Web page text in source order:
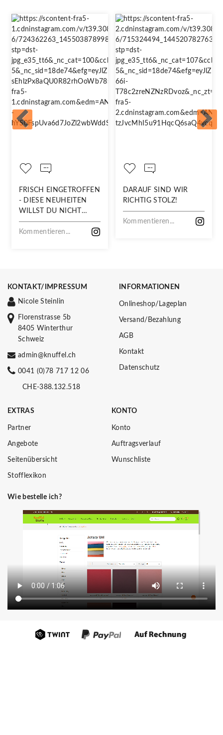
FRISCH EINGETROFFEN
- DIESE NEUHEITEN
WILLST DU NICHT
VERPASSEN!
Kommentieren...
DARAUF SIND WIR
RICHTIG STOLZ!
Kommentieren...
KONTAKT/IMPRESSUM
Nicole Steinlin
Florenstrasse 5b
8405 Winterthur
Schweiz
admin@knuffel.ch
0041 (0)78 717 12 06
CHE-388.132.518
INFORMATIONEN
Onlineshop/Lageplan
Versand/Bezahlung
AGB
Kontakt
Datenschutz
EXTRAS
Partner
Angebote
Seitenübersicht
Stofflexikon
KONTO
Konto
Auftragsverlauf
Wunschliste
Wie bestelle ich?